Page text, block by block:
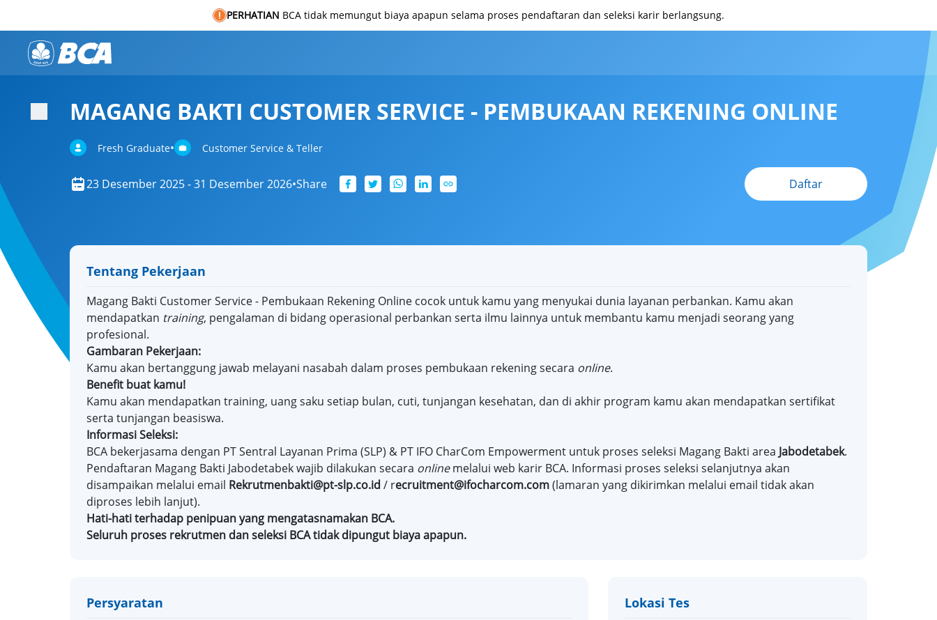
PERHATIAN BCA tidak memungut biaya apapun selama proses pendaftaran dan seleksi karir berlangsung.
MAGANG BAKTI CUSTOMER SERVICE - PEMBUKAAN REKENING ONLINE
Fresh Graduate• Customer Service & Teller
23 Desember 2025 - 31 Desember 2026•Share Daftar
Tentang Pekerjaan
Magang Bakti Customer Service - Pembukaan Rekening Online cocok untuk kamu yang menyukai dunia layanan perbankan. Kamu akan
mendapatkan training, pengalaman di bidang operasional perbankan serta ilmu lainnya untuk membantu kamu menjadi seorang yang
profesional.
Gambaran Pekerjaan:
Kamu akan bertanggung jawab melayani nasabah dalam proses pembukaan rekening secara online.
Benefit buat kamu!
Kamu akan mendapatkan training, uang saku setiap bulan, cuti, tunjangan kesehatan, dan di akhir program kamu akan mendapatkan sertifikat
serta tunjangan beasiswa.
Informasi Seleksi:
BCA bekerjasama dengan PT Sentral Layanan Prima (SLP) & PT IFO CharCom Empowerment untuk proses seleksi Magang Bakti area Jabodetabek.
Pendaftaran Magang Bakti Jabodetabek wajib dilakukan secara onlinemelalui web karir BCA. Informasi proses seleksi selanjutnya akan
disampaikan melalui email Rekrutmenbakti@pt-slp.co.id / recruitment@ifocharcom.com(lamaran yang dikirimkan melalui email tidak akan
diproses lebih lanjut).
Hati-hati terhadap penipuan yang mengatasnamakan BCA.
Seluruh proses rekrutmen dan seleksi BCA tidak dipungut biaya apapun.
Persyaratan Lokasi Tes